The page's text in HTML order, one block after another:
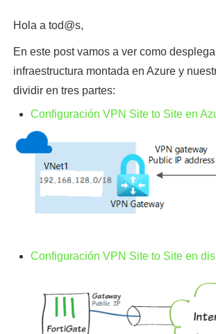
Hola a tod@s,
En este post vamos a ver como
infraestructura montada en Azure y
dividir en tres partes:
Configuración VPN Site to Site en
Configuración VPN Site to Site en